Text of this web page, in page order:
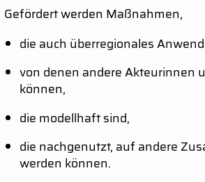
Gefördert werden Maßnahmen,
die auch überregionales
von denen andere Akteurinnen
können,
die modellhaft sind,
die nachgenutzt, auf andere
werden können.